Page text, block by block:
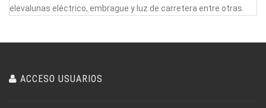
elevalunas eléctrico, embrague y luz de carretera entre otras.
ACCESO USUARIOS